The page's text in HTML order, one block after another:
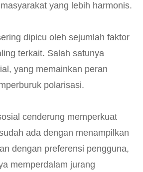
yang lebih harmonis.
dipicu oleh sejumlah faktor
terkait. Salah satunya
yang memainkan peran
polarisasi.
cenderung memperkuat
ada dengan menampilkan
dengan preferensi pengguna,
memperdalam jurang